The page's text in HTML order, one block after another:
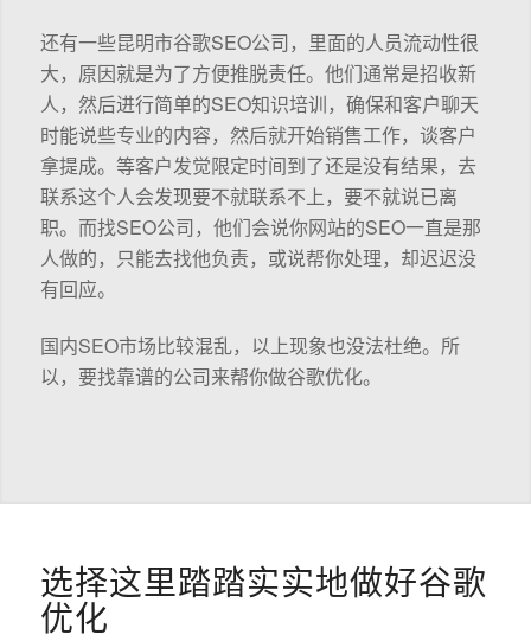
还有一些昆明市谷歌SEO公司，里面的人员流动性很
大，原因就是为了方便推脱责任。他们通常是招收新
人，然后进行简单的SEO知识培训，确保和客户聊天
时能说些专业的内容，然后就开始销售工作，谈客户
拿提成。等客户发觉限定时间到了还是没有结果，去
联系这个人会发现要不就联系不上，要不就说已离
职。而找SEO公司，他们会说你网站的SEO一直是那
人做的，只能去找他负责，或说帮你处理，却迟迟没
有回应。
国内SEO市场比较混乱，以上现象也没法杜绝。所
以，要找靠谱的公司来帮你做谷歌优化。
选择这里踏踏实实地做好谷歌
优化